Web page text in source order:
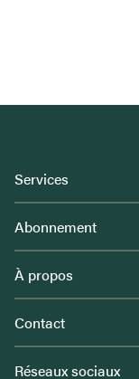
Services
Abonnement
À propos
Contact
Réseaux sociaux